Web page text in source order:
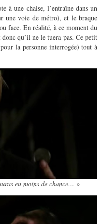
à une chaise, l’entraîne dans un
une voie de métro), et le braque
face. En réalité, à ce moment du
qu’il ne le tuera pas. Ce petit
la personne interrogée) tout à
eu moins de chance… »